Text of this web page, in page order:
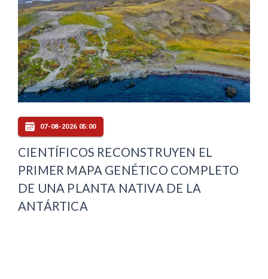
07-08-2026 05:00
CIENTÍFICOS RECONSTRUYEN EL
PRIMER MAPA GENÉTICO COMPLETO
DE UNA PLANTA NATIVA DE LA
ANTÁRTICA